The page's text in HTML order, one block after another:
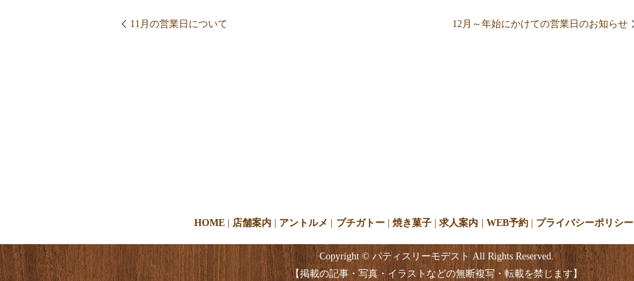
11月の営業日について 12月～年始にかけての営業日のお知らせ
HOME 店舗案内 アントルメ プチガトー 焼き菓子 求人案内 WEB予約 プライバシーポリシー
Copyright © パティスリーモデスト All Rights Reserved.
【掲載の記事・写真・イラストなどの無断複写・転載を禁じます】